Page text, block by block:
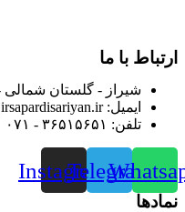
ارتباط با ما
شیراز - گلستان شمالی
ایمیل: info@irsapardisariyan.ir
تلفن: ۳۶۵۱۵۶۵۱ - ۰۷۱
Telegram
Instagram
نمادها